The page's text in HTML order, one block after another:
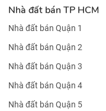
Nhà đất bán TP HCM
Nhà đất bán Quận 1
Nhà đất bán Quận 2
Nhà đất bán Quận 3
Nhà đất bán Quận 4
Nhà đất bán Quận 5